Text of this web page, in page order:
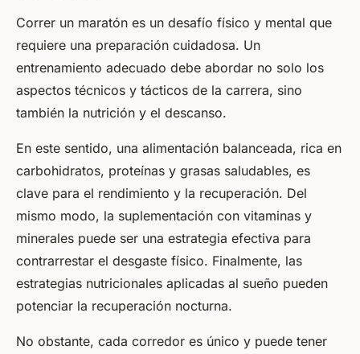
Correr un maratón es un desafío físico y mental que
requiere una preparación cuidadosa. Un
entrenamiento adecuado debe abordar no solo los
aspectos técnicos y tácticos de la carrera, sino
también la nutrición y el descanso.
En este sentido, una alimentación balanceada, rica en
carbohidratos, proteínas y grasas saludables, es
clave para el rendimiento y la recuperación. Del
mismo modo, la suplementación con vitaminas y
minerales puede ser una estrategia efectiva para
contrarrestar el desgaste físico. Finalmente, las
estrategias nutricionales aplicadas al sueño pueden
potenciar la recuperación nocturna.
No obstante, cada corredor es único y puede tener